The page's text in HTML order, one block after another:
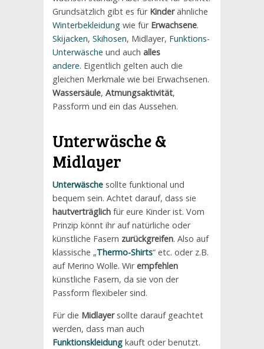
Grundsätzlich gibt es für Kinderähnliche
Winterbekleidung wie für Erwachsene.
Skijacken, Skihosen, Midlayer, Funktions-
Unterwäsche und auch alles
andere. Eigentlich gelten auch die
gleichen Merkmale wie bei Erwachsenen.
Wassersäule, Atmungsaktivität,
Passform und ein das Aussehen.
Unterwäsche&
Midlayer
Unterwäsche sollte funktional und
bequem sein. Achtet darauf, dass sie
hautverträglich für eure Kinder ist. Vom
Prinzip könnt ihr auf natürliche oder
künstliche Fasern zurückgreifen. Also auf
klassische „Thermo-Shirts“ etc. oder z.B.
auf Merino Wolle. Wirempfehlen
künstliche Fasern, da sie von der
Passform flexibeler sind.
Für die Midlayersollte darauf geachtet
werden, dass man auch
Funktionskleidung kauft oder benutzt.